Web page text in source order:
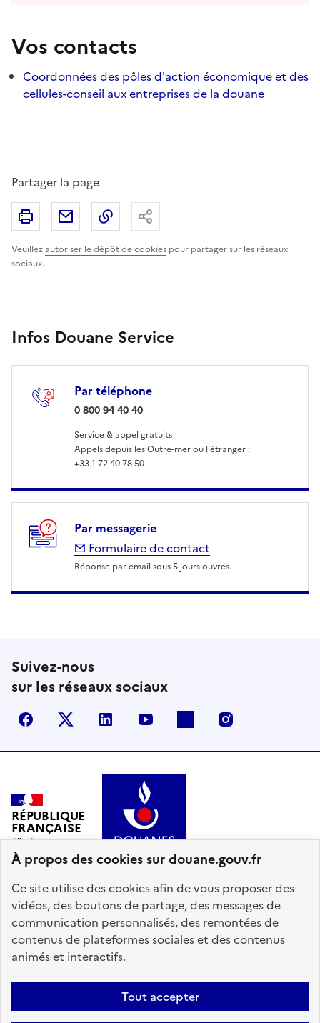
À propos des cookies sur douane.gouv.fr
Ce site utilise des cookies afin de vous proposer des
vidéos, des boutons de partage, des messages de
communication personnalisés, des remontées de
contenus de plateformes sociales et des contenus
animés et interactifs.
Tout accepter
Vos contacts
Coordonnées des pôles d'action économique et des
cellules-conseil aux entreprises de la douane
Partager la page
Veuillezautoriser le dépôt de cookies pour partager sur les réseaux
sociaux.
Imprimer Partager par email
Copier le lien
Infos Douane Service
Par téléphone
: 0 800 94 40 40
0 800 94 40 40
Service & appel gratuits
Appels depuis les Outre-mer ou l'étranger :
+33 1 72 40 78 50
Par messagerie
Formulaire de contact
Réponse par email sous 5 jours ouvrés.
Suivez-nous
sur les réseaux sociaux
FacebookX (anciennement Twitter)
LinkedIn Flickr
RÉPUBLIQUE
FRANÇAISE
info.gouv.fr
service-public.gouv.fr
legifrance.gouv.fr
Accessibilité : partiellement conforme
Données personnelles
Gestion des cookies